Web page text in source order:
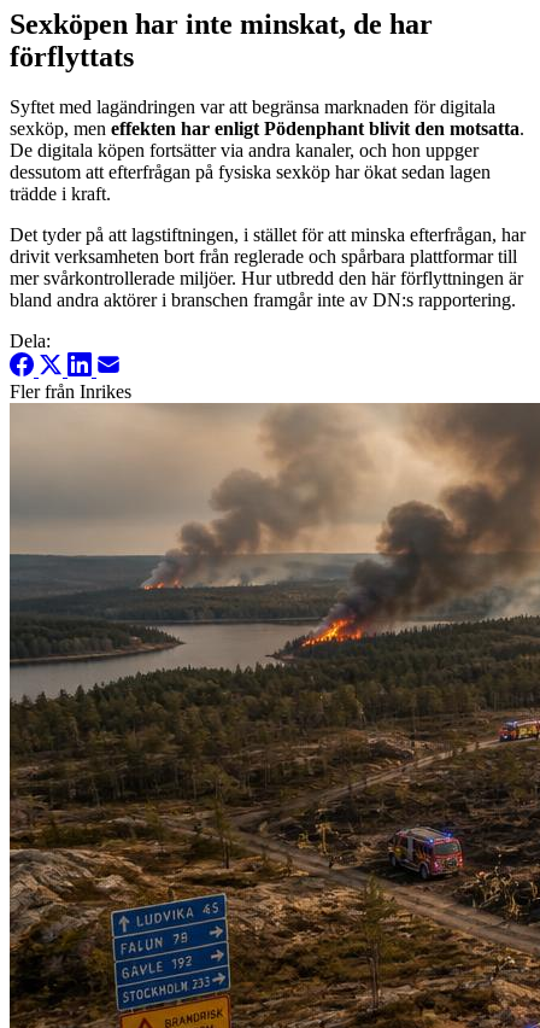
Sexköpen har inte minskat, de har
förflyttats
Syftet med lagändringen var att begränsa marknaden för digitala
sexköp, men effekten har enligt Pödenphant blivit den motsatta.
De digitala köpen fortsätter via andra kanaler, och hon uppger
dessutom att efterfrågan på fysiska sexköp har ökat sedan lagen
trädde i kraft.
Det tyder på att lagstiftningen, i stället för att minska efterfrågan, har
drivit verksamheten bort från reglerade och spårbara plattformar till
mer svårkontrollerade miljöer. Hur utbredd den här förflyttningen är
bland andra aktörer i branschen framgår inte av DN:s rapportering.
Dela:
Fler från Inrikes